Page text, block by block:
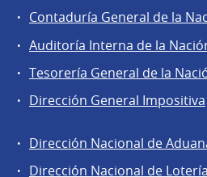
Contaduría General de la
Auditoría Interna de la
Tesorería General de la
Dirección General Impositiva
Áreas
Dirección Nacional de
Dirección Nacional de